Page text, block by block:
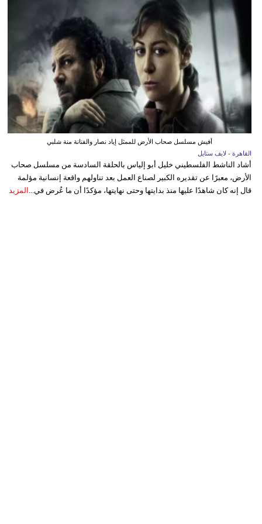
أفيش مسلسل صحاب الأرض للممثل إياد نصار والفنانة منة شلبي
القاهرة - لايف ستايل
أشاد الناشط الفلسطيني خليل أبو إلياس بالحلقة السادسة من مسلسل صحاب
الأرض، معبرًا عن تقديره الكبير لصناع العمل بعد تناولهم واقعة إنسانية مؤلمة
قال إنه كان شاهدًا عليها منذ بدايتها وحتى نهايتها، مؤكدًا أن ما عُرض في... المزيد